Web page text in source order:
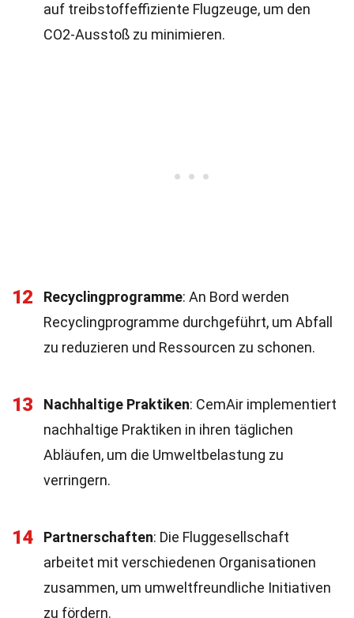
auf treibstoffeffiziente Flugzeuge, um den
CO2-Ausstoß zu minimieren.
12 Recyclingprogramme: An Bord werden
Recyclingprogramme durchgeführt, um Abfall
zu reduzieren und Ressourcen zu schonen.
13 Nachhaltige Praktiken: CemAir implementiert
nachhaltige Praktiken in ihren täglichen
Abläufen, um die Umweltbelastung zu
verringern.
14 Partnerschaften: Die Fluggesellschaft
arbeitet mit verschiedenen Organisationen
zusammen, um umweltfreundliche Initiativen
zu fördern.